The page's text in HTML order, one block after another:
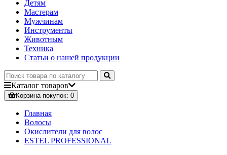
Детям
Мастерам
Мужчинам
Инструменты
Животным
Техника
Статьи о нашей продукции
Каталог товаров
Корзинапокупок: 0
Главная
Волосы
Окислители для волос
ESTEL PROFESSIONAL